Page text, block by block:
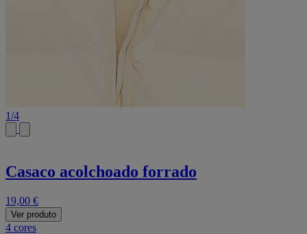
1/4
Casaco acolchoado forrado
19,00 €
Ver produto
4 cores